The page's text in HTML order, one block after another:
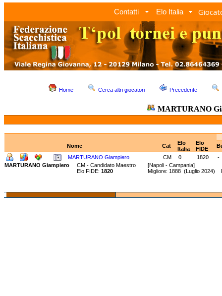
Contatti Elo Italia
Home Cerca altri giocatori Precedente
MARTURANO
Nome Cat
Elo
Italia
Elo
FIDE
MARTURANO Giampiero
CM 0 1820
-
MARTURANO Giampiero
CM - Candidato Maestro [Napoli - Campania]
Elo FIDE: 1820 Migliore: 1888 (Luglio 2024)